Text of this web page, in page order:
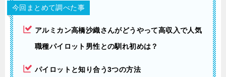
今回まとめて調べた事
アルミカン高橋沙織さんがどうやって高収入で人気
職種パイロット男性との馴れ初めは？
パイロットと知り合う3つの方法